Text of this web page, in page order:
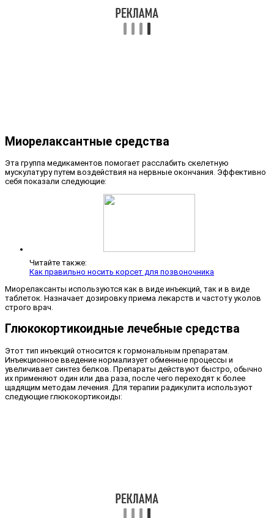
Миорелаксантные средства
Эта группа медикаментов помогает расслабить скелетную
мускулатуру путем воздействия на нервные окончания. Эффективно
себя показали следующие:
Читайте также:
Как правильно носить корсет для позвоночника
Миорелаксанты используются как в виде инъекций, так и в виде
таблеток. Назначает дозировку приема лекарств и частоту уколов
строго врач.
Глюкокортикоидные лечебные средства
Этот тип инъекций относится к гормональным препаратам.
Инъекционное введение нормализует обменные процессы и
увеличивает синтез белков. Препараты действуют быстро, обычно
их применяют один или два раза, после чего переходят к более
щадящим методам лечения. Для терапии радикулита используют
следующие глюкокортикоиды: